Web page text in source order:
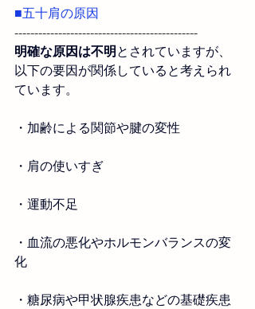
■五十肩の原因
----------------------------------------------
明確な原因は不明 とされていますが、
以下の要因が関係していると考えられ
ています。
・ 加齢による関節や腱の変性
・ 肩の使いすぎ
・運動不足
・ 血流の悪化やホルモンバランスの変
化
・ 糖尿病や甲状腺疾患などの基礎疾患